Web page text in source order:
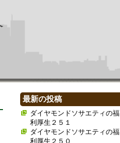
最新の投稿
ダイヤモンドソサエティの福
利厚生２５１
ダイヤモンドソサエティの福
利厚生２５０